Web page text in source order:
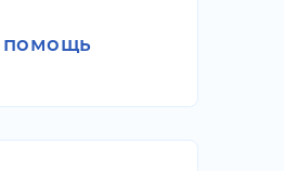
помощь